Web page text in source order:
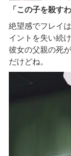
「この子を殺すわ
絶望感でフレイ
イントを失い続
彼女の父親の死
だけどね。